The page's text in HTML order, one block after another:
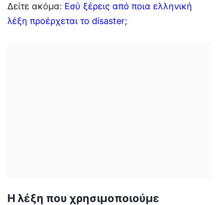
Δείτε ακόμα: Εσύ ξέρεις από ποια ελληνική
λέξη προέρχεται το disaster;
Η λέξη που χρησιμοποιούμε